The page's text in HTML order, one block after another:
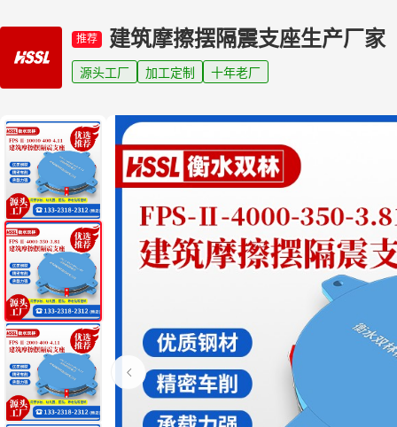
推荐 建筑摩擦摆隔震支座生产厂家
源头工厂 加工定制 十年老厂